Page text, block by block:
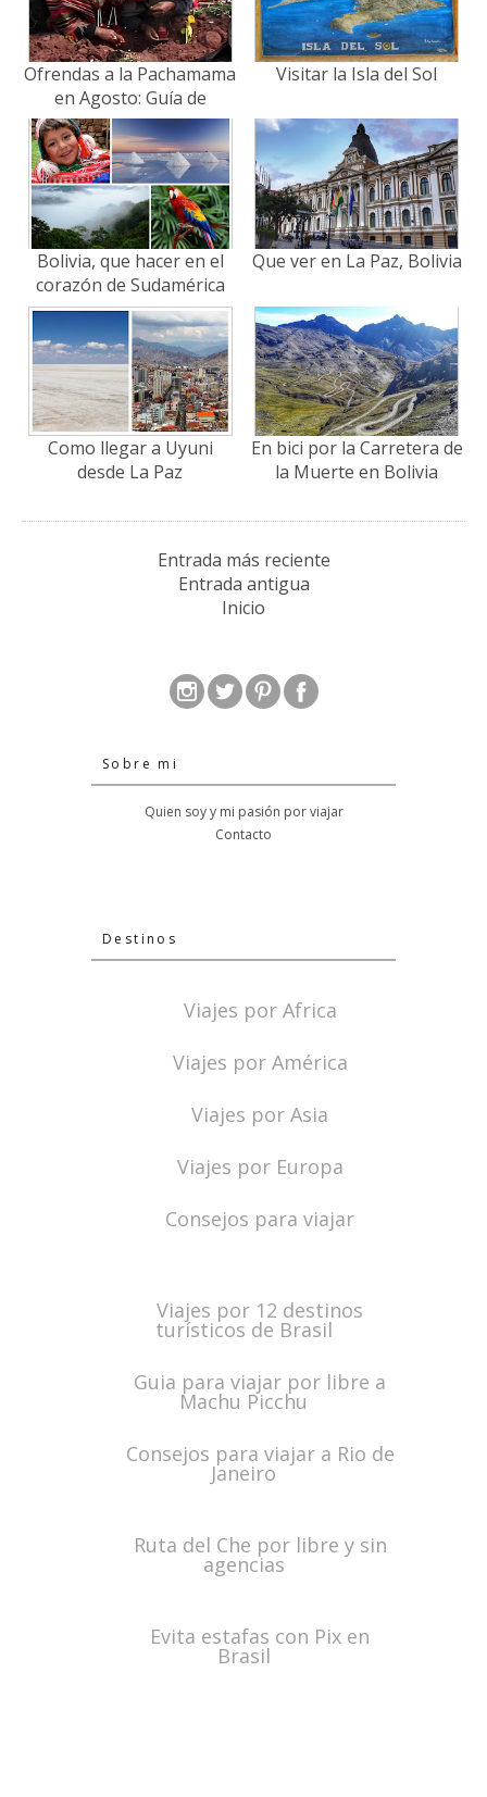
Ofrendas a la Pachamama
en Agosto: Guía de
Rituales y Destinos
Visitar la Isla del Sol
Bolivia, que hacer en el
corazón de Sudamérica
Que ver en La Paz, Bolivia
Como llegar a Uyuni
desde La Paz
En bici por la Carretera de
la Muerte en Bolivia
Entrada más reciente
Entrada antigua
Inicio
Sobre mi
Quien soy y mi pasión por viajar
Contacto
Destinos
Viajes por Africa
Viajes por América
Viajes por Asia
Viajes por Europa
Consejos para viajar
Viajes por 12 destinos
turísticos de Brasil
Guia para viajar por libre a
Machu Picchu
Consejos para viajar a Rio de
Janeiro
Ruta del Che por libre y sin
agencias
Evita estafas con Pix en
Brasil